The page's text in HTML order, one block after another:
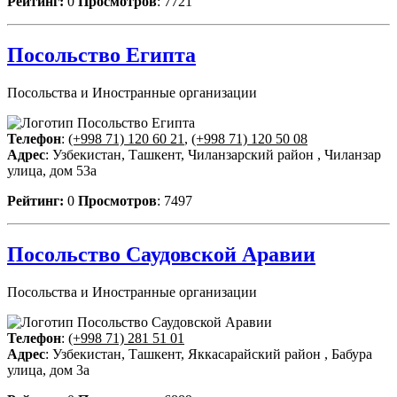
Посольство Египта
Посольства и Иностранные организации
Телефон: (+998 71) 120 60 21 , (+998 71) 120 50 08
Адрес: Узбекистан, Ташкент, Чиланзарский район , Чиланзар
улица, дом 53а
Рейтинг: 0 Просмотров: 7497
Посольство Саудовской Аравии
Посольства и Иностранные организации
Телефон: (+998 71) 281 51 01
Адрес: Узбекистан, Ташкент, Яккасарайский район , Бабура
улица, дом 3а